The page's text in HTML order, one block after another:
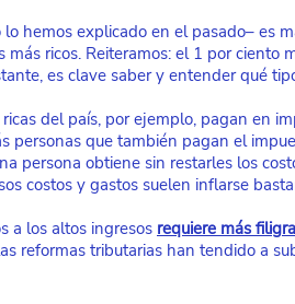
lo hemos explicado en el pasado– es
más ricos. Reiteramos: el 1 por ciento
es clave saber y entender qué
del país, por ejemplo, pagan en
personas que también pagan el
persona obtiene sin restarles los
costos y gastos suelen inflarse
a los altos ingresos requiere más
reformas tributarias han tendido a